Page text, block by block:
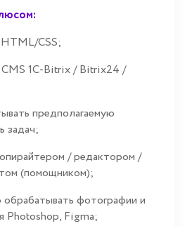
HTML/CSS;
1C-Bitrix / Bitrix24 /
предполагаемую
задач;
/ редактором /
(помощником);
фотографии и
Photoshop, Figma;